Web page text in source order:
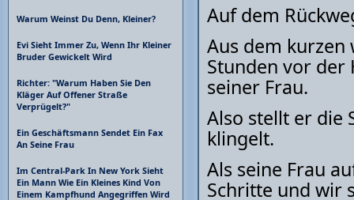
Auf dem
Aus dem kurzen
Stunden vor der
seiner Frau.
Also stellt er die
klingelt.
Als seine Frau
Schritte und wir
Warum Weinst Du Denn, Kleiner?
Evi Sieht Immer Zu, Wenn Ihr Kleiner
Bruder Gewickelt Wird
Richter: "Warum Haben Sie Den
Kläger Auf Offener Straße
Verprügelt?"
Ein Geschäftsmann Sendet Ein Fax
An Seine Frau
Im Central-Park In New York Sieht
Ein Mann Wie Ein Kleines Kind Von
Einem Kampfhund Angegriffen Wird